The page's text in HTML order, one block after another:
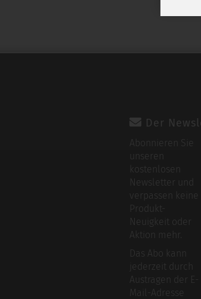
Der
Abonnieren Sie
unseren
kostenlosen
Newsletter und
verpassen keine
Produkt-
Neuigkeit oder
Aktion mehr.
Das Abo kann
jederzeit durch
Austragen der E-
Mail-Adresse